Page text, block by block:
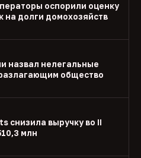
оспорили оценку
на долги домохозяйств
назвал нелегальные
общество
снизила выручку во II
млн